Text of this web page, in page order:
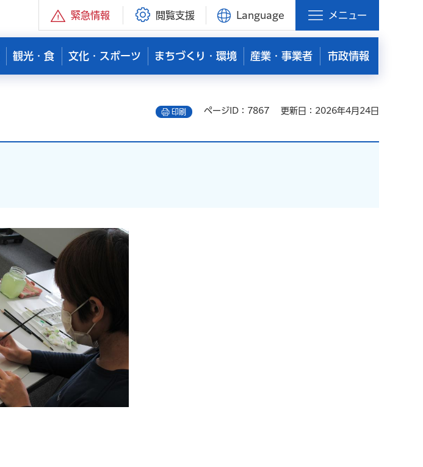
緊急情報 閲覧支援 Language メニュー
観光・食 文化・スポーツ まちづくり・環境 産業・事業者 市政情報
印刷 ページID：7867 更新日：2026年4月24日